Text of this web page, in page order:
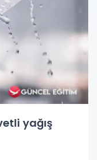
yağış